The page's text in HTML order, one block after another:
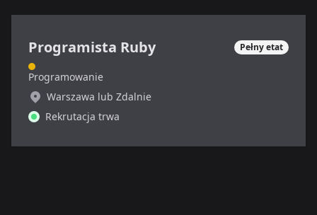
Programista Ruby Pełny etat
Programowanie
Warszawa lub Zdalnie
Rekrutacja trwa